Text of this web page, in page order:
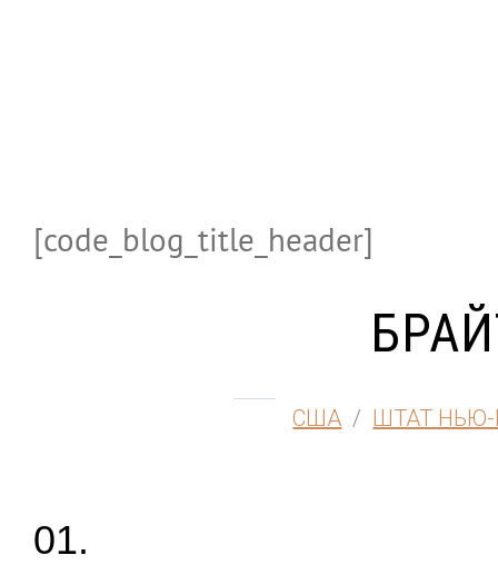
[code_blog_title_header]
США / ШТАТ
01.